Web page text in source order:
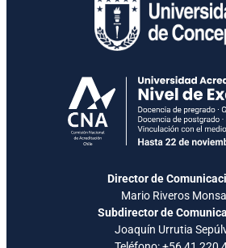
Director de
Mario Riveros
Subdirector de
Joaquín Urrutia